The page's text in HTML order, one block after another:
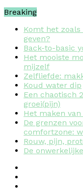
Breaking
Komt het
geven?
Back-to-basic
Het mooiste
mijzelf
Zelfliefde:
Koud water dip
Een chaotisch
groei(pijn)
Het maken
De grenzen
comfortzone:
Rouw, pijn,
De